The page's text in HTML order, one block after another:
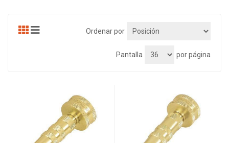
Ordenar por
Pantalla por página